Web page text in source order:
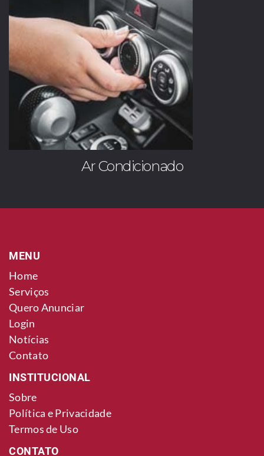
Ar Condicionado
MENU
Home
Serviços
Quero Anunciar
Login
Notícias
Contato
INSTITUCIONAL
Sobre
Política e Privacidade
Termos de Uso
CONTATO